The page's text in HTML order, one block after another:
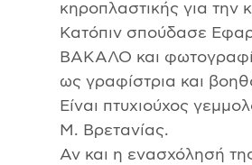
κηροπλαστικής για
Κατόπιν σπούδασε
ΒΑΚΑΛΟ και
ως γραφίστρια και
Είναι πτυχιούχος
Μ. Βρετανίας.
Αν και η ενασχόλησή